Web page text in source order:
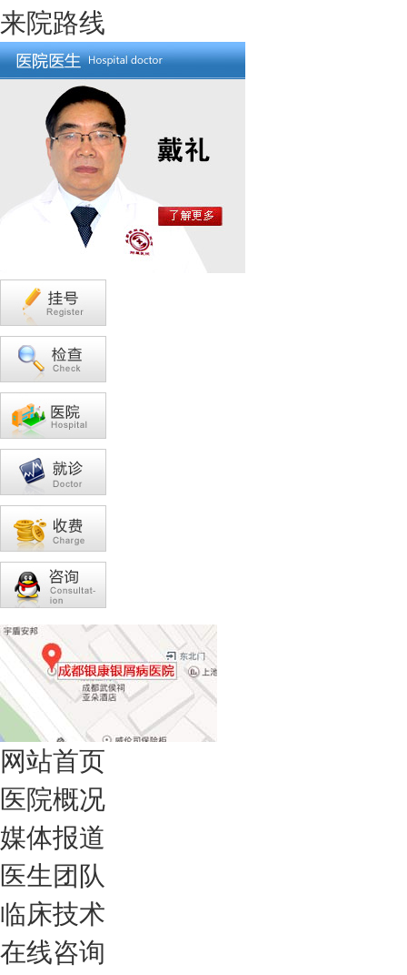
来院路线
网站首页
医院概况
媒体报道
医生团队
临床技术
在线咨询